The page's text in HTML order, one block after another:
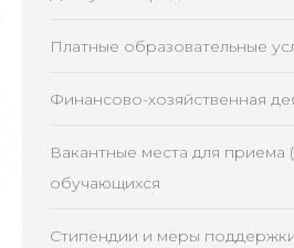
Платные образовательные
Финансово-хозяйственная
Вакантные места для приема
обучающихся
Стипендии и меры